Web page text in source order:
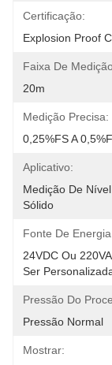
Certificação:
Explosion Proof
Faixa De
20m
Medição Precisa:
0,25%FS A
Aplicativo:
Medição De
Sólido
Fonte De
24VDC Ou
Ser
Pressão Do
Pressão Normal
Mostrar: